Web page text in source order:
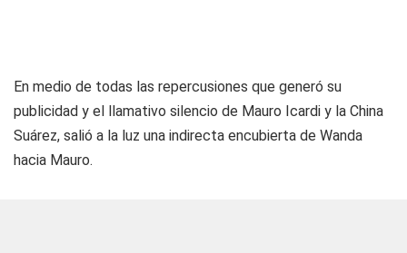
En medio de todas las repercusiones que generó su
publicidad y el llamativo silencio de Mauro Icardi y la China
Suárez, salió a la luz una indirecta encubierta de Wanda
hacia Mauro.